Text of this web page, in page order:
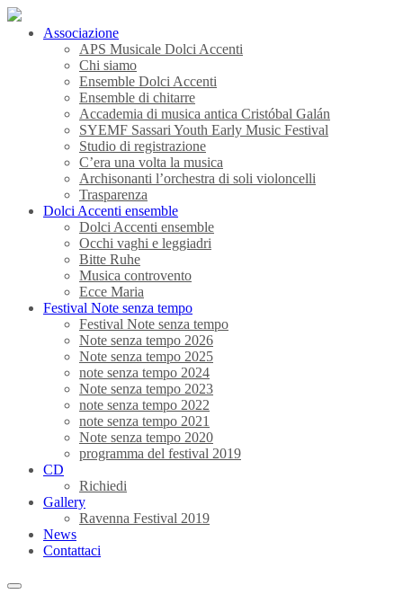
Associazione
APS Musicale Dolci Accenti
Chi siamo
Ensemble Dolci Accenti
Ensemble di chitarre
Accademia di musica antica Cristóbal Galán
SYEMF Sassari Youth Early Music Festival
Studio di registrazione
C’era una volta la musica
Archisonanti l’orchestra di soli violoncelli
Trasparenza
Dolci Accenti ensemble
Dolci Accenti ensemble
Occhi vaghi e leggiadri
Bitte Ruhe
Musica controvento
Ecce Maria
Festival Note senza tempo
Festival Note senza tempo
Note senza tempo 2026
Note senza tempo 2025
note senza tempo 2024
Note senza tempo 2023
note senza tempo 2022
note senza tempo 2021
Note senza tempo 2020
programma del festival 2019
CD
Richiedi
Gallery
Ravenna Festival 2019
News
Contattaci